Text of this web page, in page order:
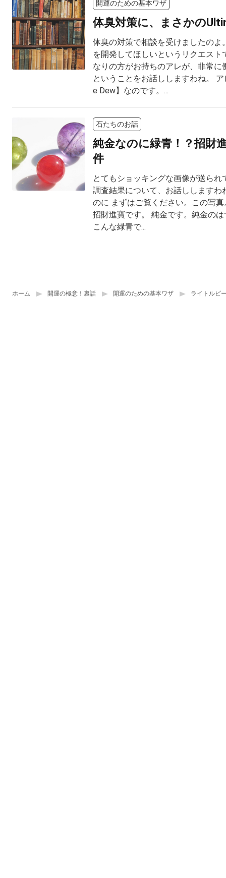
ホーム 開運の極意！裏話 開運のための基本ワザ ライトルビ
開運のための基本ワザ
体臭対策に、まさかの
体臭の対策で相談を受けましたのよ
を開発してほしいというリクエスト
なりの方がお持ちのアレが、非常に
ということをお話ししますわね。
e Dew】なのです。...
石たちのお話
純金なのに緑青！？招財
件
とてもショッキングな画像が送られ
調査結果について、お話ししますわ
のに まずはご覧ください。この写
招財進寶です。 純金です。純金の
こんな緑青で...